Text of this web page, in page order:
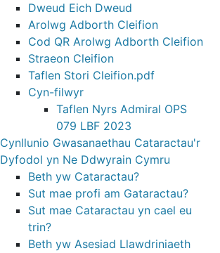
Dweud Eich Dweud
Arolwg Adborth Cleifion
Cod QR Arolwg Adborth Cleifion
Straeon Cleifion
Taflen Stori Cleifion.pdf
Cyn-filwyr
Taflen Nyrs Admiral OPS
079 LBF 2023
Cynllunio Gwasanaethau Cataractau'r
Dyfodol yn Ne Ddwyrain Cymru
Beth yw Cataractau?
Sut mae profi am Gataractau?
Sut mae Cataractau yn cael eu
trin?
Beth yw Asesiad Llawdriniaeth